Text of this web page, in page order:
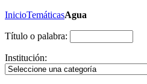
InicioTemáticasAgua
Título o palabra:
Institución: